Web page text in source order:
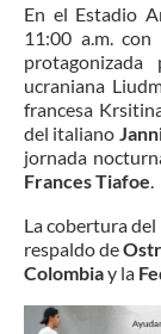
En el Estadio
11:00 a.m.
ucraniana
francesa
del italiano
jornada
Frances Tiafoe
La cobertura del
respaldo de
Colombiay la